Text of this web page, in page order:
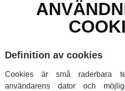
Definition av cookies
Cookies är små raderbara
användarens dator och